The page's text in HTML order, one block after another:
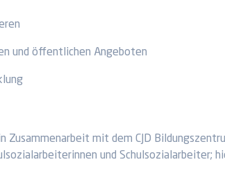
und öffentlichen Angeboten
mit dem CJD
und Schulsozialarbeiter;